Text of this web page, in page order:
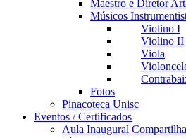
Maestro e Diretor
Músicos
Violino I
Violino II
Viola
Fotos
Pinacoteca Unisc
Eventos / Certificados
Aula Inaugural